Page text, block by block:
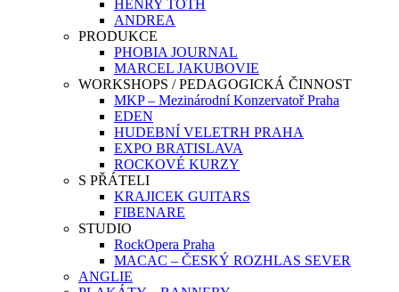
HENRY TÓTH
ANDREA
PRODUKCE
PHOBIA JOURNAL
MARCEL JAKUBOVIE
WORKSHOPS / PEDAGOGICKÁ ČINNOST
MKP – Mezinárodní Konzervatoř Praha
EDEN
HUDEBNÍ VELETRH PRAHA
EXPO BRATISLAVA
ROCKOVÉ KURZY
S PŘÁTELI
KRAJICEK GUITARS
FIBENARE
STUDIO
RockOpera Praha
MACAC – ČESKÝ ROZHLAS SEVER
ANGLIE